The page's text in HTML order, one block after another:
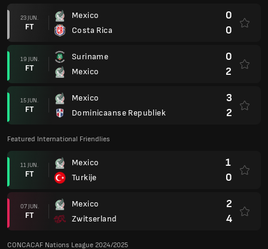
23 JUN.
FT
Mexico
Costa Rica
0
0
19 JUN.
FT
Suriname
Mexico
0
2
15 JUN.
FT
Mexico
Dominicaanse Republiek
3
2
Featured International Friendlies
11 JUN.
FT
Mexico
Turkije
1
0
07 JUN.
FT
Mexico
Zwitserland
2
4
CONCACAF Nations League 2024/2025